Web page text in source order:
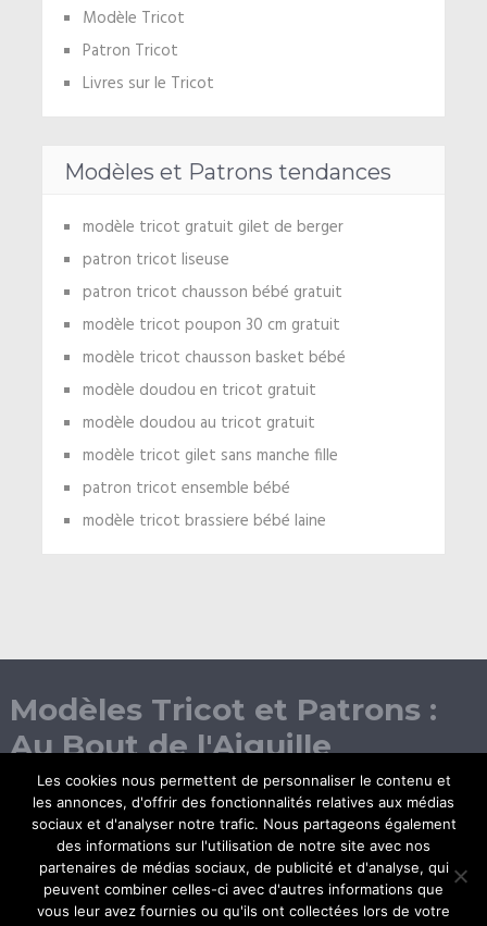
Modèle Tricot
Patron Tricot
Livres sur le Tricot
Modèles et Patrons tendances
modèle tricot gratuit gilet de berger
patron tricot liseuse
patron tricot chausson bébé gratuit
modèle tricot poupon 30 cm gratuit
modèle tricot chausson basket bébé
modèle doudou en tricot gratuit
modèle doudou au tricot gratuit
modèle tricot gilet sans manche fille
patron tricot ensemble bébé
modèle tricot brassiere bébé laine
Modèles Tricot et Patrons :
Au Bout de l'Aiguille
Les cookies nous permettent de personnaliser le contenu et
les annonces, d'offrir des fonctionnalités relatives aux médias
sociaux et d'analyser notre trafic. Nous partageons également
des informations sur l'utilisation de notre site avec nos
partenaires de médias sociaux, de publicité et d'analyse, qui
peuvent combiner celles-ci avec d'autres informations que
vous leur avez fournies ou qu'ils ont collectées lors de votre